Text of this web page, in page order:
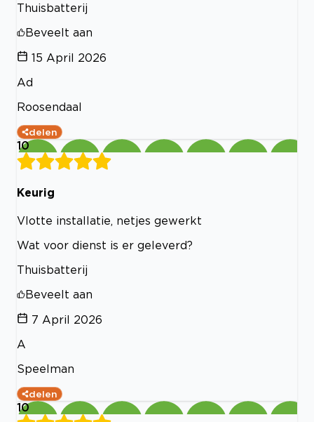
Thuisbatterij
Beveelt aan
15 April 2026
Ad
Roosendaal
delen
10
Keurig
Vlotte installatie, netjes gewerkt
Wat voor dienst is er geleverd?
Thuisbatterij
Beveelt aan
7 April 2026
A
Speelman
delen
10